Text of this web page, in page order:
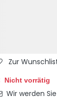
Zur
Nicht vorrätig
Wir werden